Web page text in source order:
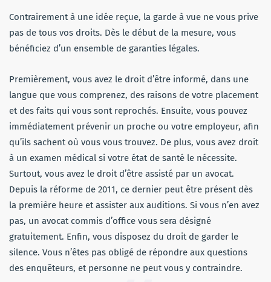
Contrairement à une idée reçue, la garde à vue ne vous prive
pas de tous vos droits. Dès le début de la mesure, vous
bénéficiez d’un ensemble de garanties légales.
Premièrement, vous avez le droit d’être informé, dans une
langue que vous comprenez, des raisons de votre placement
et des faits qui vous sont reprochés. Ensuite, vous pouvez
immédiatement prévenir un proche ou votre employeur, afin
qu’ils sachent où vous vous trouvez. De plus, vous avez droit
à un examen médical si votre état de santé le nécessite.
Surtout, vous avez le droit d’être assisté par un avocat.
Depuis la réforme de 2011, ce dernier peut être présent dès
la première heure et assister aux auditions. Si vous n’en avez
pas, un avocat commis d’office vous sera désigné
gratuitement. Enfin, vous disposez du droit de garder le
silence. Vous n’êtes pas obligé de répondre aux questions
des enquêteurs, et personne ne peut vous y contraindre.